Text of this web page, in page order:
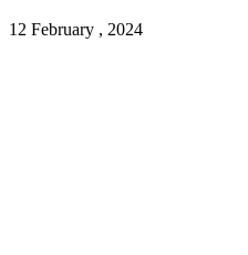
12 February , 2024